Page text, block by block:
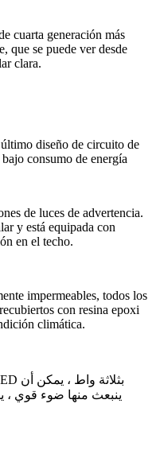
cuarta generación más
que se puede ver desde
clara.
diseño de circuito de
consumo de energía
de luces de advertencia.
y está equipada con
en el techo.
impermeables, todos los
con resina epoxi
climática.
ينبعث منها ضوء قوي